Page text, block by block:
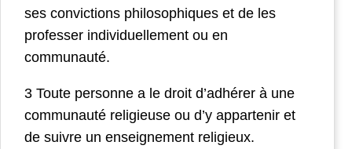
ses convictions philosophiques et de les
professer individuellement ou en
communauté.
3 Toute personne a le droit d’adhérer à une
communauté religieuse ou d’y appartenir et
de suivre un enseignement religieux.